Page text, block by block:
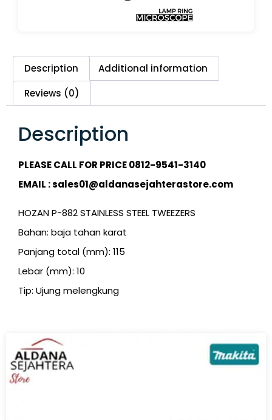
Description
Additional information
Reviews (0)
Description
PLEASE CALL FOR PRICE 0812-9541-3140
EMAIL : sales01@aldanasejahterastore.com
HOZAN P-882 STAINLESS STEEL TWEEZERS
Bahan: baja tahan karat
Panjang total (mm): 115
Lebar (mm): 10
Tip: Ujung melengkung